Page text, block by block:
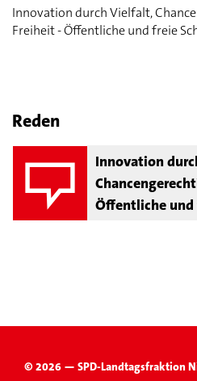
Innovation durch Vielfalt,
Freiheit - Öffentliche und freie
Reden
Innovation
Öffentliche und
© 2026 — SPD-Landtagsfraktion